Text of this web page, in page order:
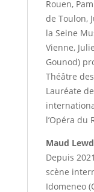
Rouen,
de Toulon,
la Seine
Vienne,
Gounod)
Théâtre
Lauréate
l’Opéra du
Maud
Depuis
scène
Idomeneo